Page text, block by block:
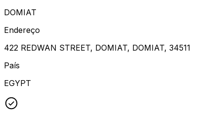
DOMIAT
Endereço
422 REDWAN STREET, DOMIAT, DOMIAT, 34511
País
EGYPT